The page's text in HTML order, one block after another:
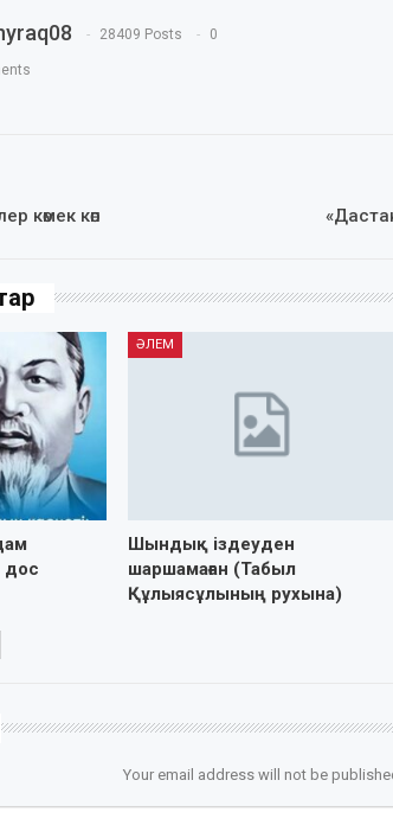
28409 Posts 0
көмек көп
дос
ӘЛЕМ
Шындық іздеуден
шаршамаған (Табыл
Құлыясұлының рухына)
Your email address will not be